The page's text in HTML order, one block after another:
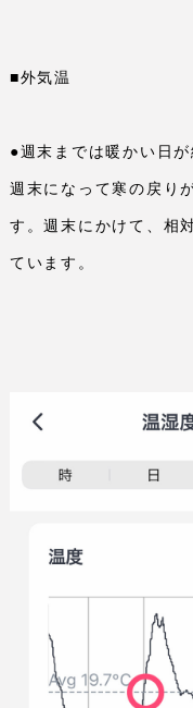
■外気温
●週末までは暖かい日
週末になって寒の戻り
す。週末にかけて、相
ています。